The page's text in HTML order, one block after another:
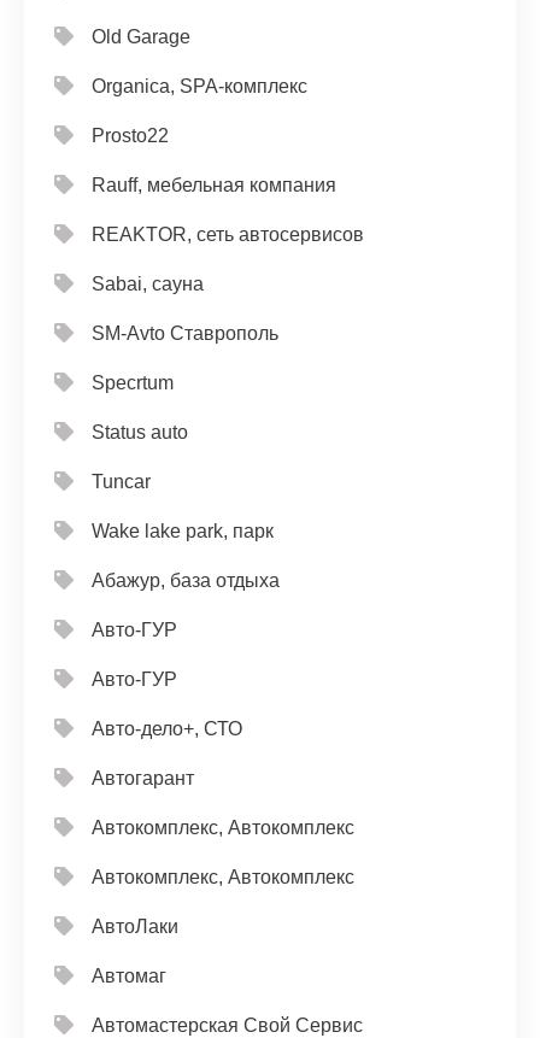
Old Garage
Organica, SPA-комплекс
Prosto22
Rauff, мебельная компания
REAKTOR, сеть автосервисов
Sabai, сауна
SM-Avto Ставрополь
Specrtum
Status auto
Tuncar
Wake lake park, парк
Абажур, база отдыха
Авто-ГУР
Авто-ГУР
Авто-дело+, СТО
Автогарант
Автокомплекс, Автокомплекс
Автокомплекс, Автокомплекс
АвтоЛаки
Автомаг
Автомастерская Свой Сервис